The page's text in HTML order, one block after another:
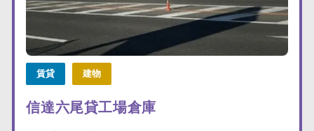
賃貸 建物
信達六尾貸工場倉庫